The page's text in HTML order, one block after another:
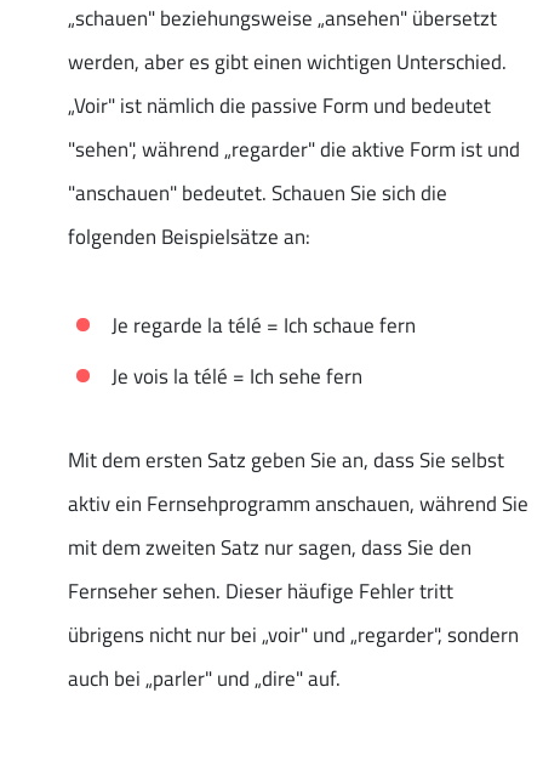
„schauen" beziehungsweise „ansehen" übersetzt
werden, aber es gibt einen wichtigen Unterschied.
„Voir" ist nämlich die passive Form und bedeutet
"sehen", während „regarder" die aktive Form ist und
"anschauen" bedeutet. Schauen Sie sich die
folgenden Beispielsätze an:
Je regarde la télé = Ich schaue fern
Je vois la télé = Ich sehe fern
Mit dem ersten Satz geben Sie an, dass Sie selbst
aktiv ein Fernsehprogramm anschauen, während Sie
mit dem zweiten Satz nur sagen, dass Sie den
Fernseher sehen. Dieser häufige Fehler tritt
übrigens nicht nur bei „voir" und „regarder", sondern
auch bei „parler" und „dire" auf.